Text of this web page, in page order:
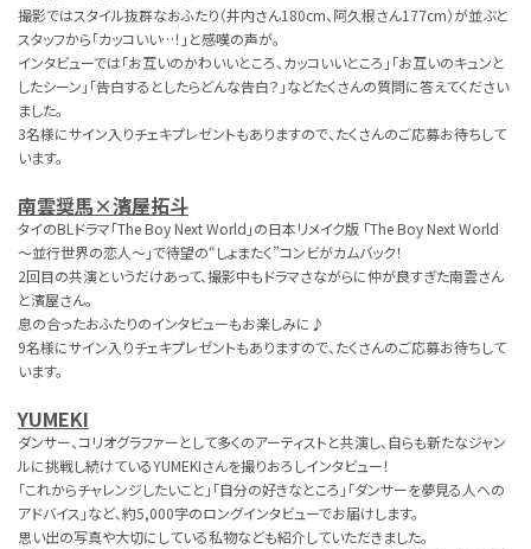
撮影ではスタイル抜群なおふたり（井内さん180cm、阿久根さん177cm）が並ぶと
スタッフから「カッコいい…！」と感嘆の声が。
インタビューでは「お互いのかわいいところ、カッコいいところ」「お互いのキュンと
したシーン」「告白するとしたらどんな告白？」などたくさんの質問に答えてください
ました。
3名様にサイン入りチェキプレゼントもありますので、たくさんのご応募お待ちして
います。
南雲奨馬×濱屋拓斗
タイのBLドラマ「The Boy Next World」の日本リメイク版 「The Boy Next World
〜並行世界の恋人〜」で待望の“しょまたく”コンビがカムバック！
2回目の共演というだけあって、撮影中もドラマさながらに仲が良すぎた南雲さん
と濱屋さん。
息の合ったおふたりのインタビューもお楽しみに♪
9名様にサイン入りチェキプレゼントもありますので、たくさんのご応募お待ちして
います。
YUMEKI
ダンサー、コリオグラファーとして多くのアーティストと共演し、自らも新たなジャン
ルに挑戦し続けているYUMEKIさんを撮りおろしインタビュー！
「これからチャレンジしたいこと」「自分の好きなところ」「ダンサーを夢見る人への
アドバイス」など、約5,000字のロングインタビューでお届けします。
思い出の写真や大切にしている私物なども紹介していただきました。